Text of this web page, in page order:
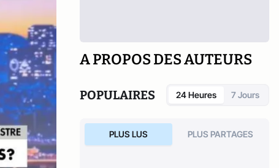
A PROPOS DES AUTEURS
POPULAIRES 24 Heures 7 Jours
PLUS LUS PLUS PARTAGES